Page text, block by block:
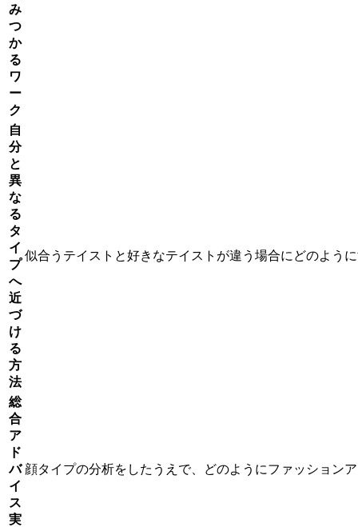
み
つ
か
る
ワ
ー
ク
自
分
と
異
な
る
タ
イ
プ
へ
近
づ
け
る
方
法
似合うテイストと好きなテイストが違う場合にどのよう
総
合
ア
ド
バ
イ
ス
実
顔タイプの分析をしたうえで、どのようにファッション